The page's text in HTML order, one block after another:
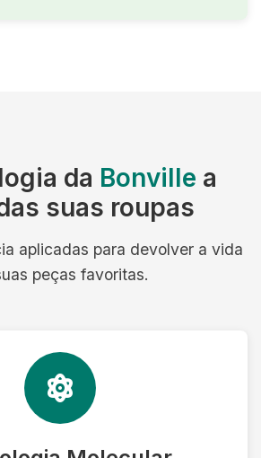
da Bonville a
suas roupas
aplicadas para devolver a vida
peças favoritas.